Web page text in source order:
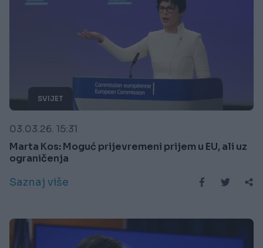
SVIJET
03.03.26. 15:31
Marta Kos: Moguć prijevremeni prijem u EU, ali uz
ograničenja
Saznaj više